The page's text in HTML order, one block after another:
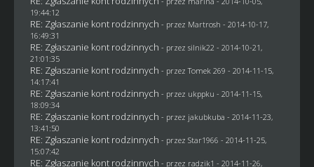
19:44:12
RE: Zgłaszanie kont rodzinnych - przez Martrosh - 2014-10-17,
16:49:31
RE: Zgłaszanie kont rodzinnych - przez silnik22 - 2014-10-21,
21:01:35
RE: Zgłaszanie kont rodzinnych - przezTomek 269 - 2014-11-15,
14:17:41
RE: Zgłaszanie kont rodzinnych - przez ukppku - 2014-11-15,
18:09:34
RE: Zgłaszanie kont rodzinnych - przez jakubkuba - 2014-11-23,
13:41:50
RE: Zgłaszanie kont rodzinnych - przez Star1966 - 2014-11-25,
15:07:42
RE: Zgłaszanie kont rodzinnych - przez radzik1 - 2014-11-26,